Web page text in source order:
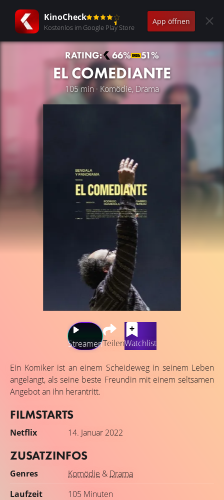
KinoCheck
Kostenlos im Google Play Store
App öffnen
RATING: 66% 51%
EL COMEDIANTE
105 min · Komödie, Drama
StreamenTeilenWatchlist
Ein Komiker ist an einem Scheideweg in seinem Leben
angelangt, als seine beste Freundin mit einem seltsamen
Angebot an ihn herantritt.
FILMSTARTS
Netflix 14. Januar 2022
ZUSATZINFOS
Genres Komödie & Drama
Laufzeit
105 Minuten